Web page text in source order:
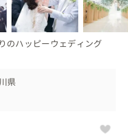
のハッピーウェディング
県